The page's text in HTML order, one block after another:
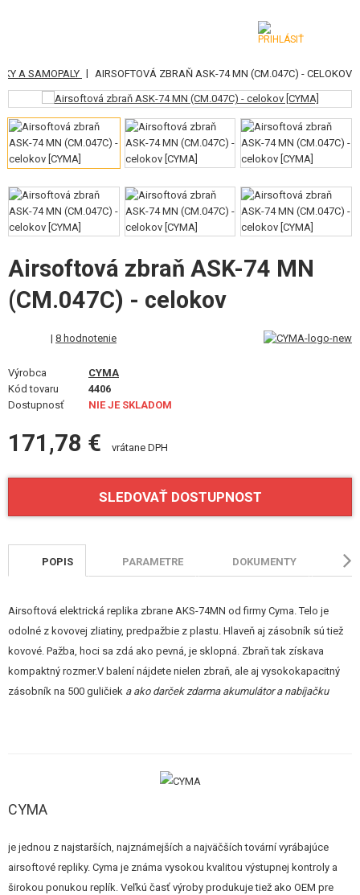
KATEGÓRIE
AIRSOFTOVÉ ZBRANE
VZDUCHOVÉ ZBRANE, PRAKY
GRANÁTOMETY, GRANÁTY
GULIČKY, PLYN
AKUMULÁTORY, NABÍJAČKY
ZÁSOBNÍKY, PLNIČKY
OKULIARE, MASKY
VÝSTROJ, UNIFORMY, PÚZDRA
MASKOVANIE, FARBY, PÁSKY
VYSIELAČKY, HEADSETY, KAMERY
DOPLNKY K ZBRANIAM, POPRUHY
NÁHRADNÉ DIELY ZBRANÍ, UPGRADE
OUTDOOR A BUSHCRAFT
JEDLO
POŠKODENÝ, POUŽITÝ TOVAR
NOVÝ TOVAR
ZĽAVY, AKCIE
A SAMOPALY | AIRSOFTOVÁ ZBRAŇ ASK-74 MN (CM.047C) - CELOKOV
Airsoftová zbraň ASK-74 MN
(CM.047C) - celokov
| 8 hodnotenie
Výrobca
CYMA
Kód tovaru
4406
Dostupnosť
NIE JE SKLADOM
171,78 € vrátane DPH
SLEDOVAŤ DOSTUPNOST
POPIS PARAMETRE DOKUMENTY
Airsoftová elektrická replika zbrane AKS-74MN od firmy Cyma. Telo je
odolné z kovovej zliatiny, predpažbie z plastu. Hlaveň aj zásobník sú tiež
kovové. Pažba, hoci sa zdá ako pevná, je sklopná. Zbraň tak získava
kompaktný rozmer.V balení nájdete nielen zbraň, ale aj vysokokapacitný
zásobník na 500 guličiek a ako darček zdarma akumulátor a nabíjačku
CYMA
je jednou z najstarších, najznámejších a najväčších tovární vyrábajúce
airsoftové repliky. Cyma je známa vysokou kvalitou výstupnej kontroly a
širokou ponukou replík. Veľkú časť výroby produkuje tiež ako OEM pre